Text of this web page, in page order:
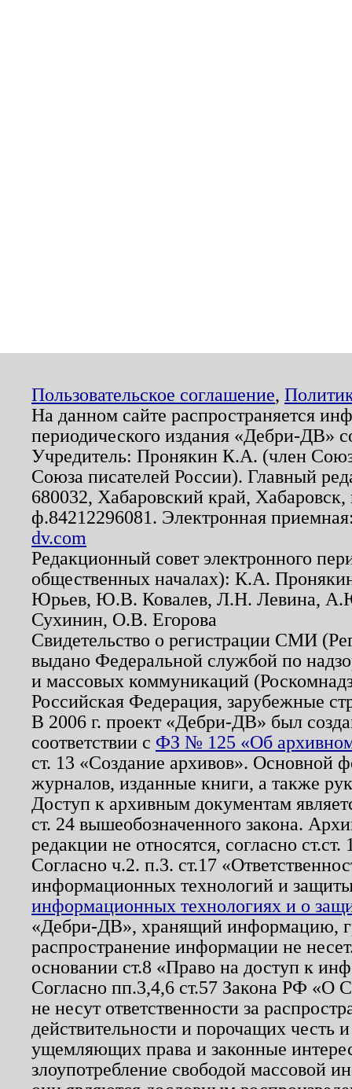
Пользовательское соглашение,
На данном сайте распространяется
периодического издания «Дебри-ДВ»
Учредитель: Пронякин К.А. (член
Союза писателей России). Главный
680032, Хабаровский край,
ф.84212296081. Электронная
dv.com
Редакционный совет электронного
общественных началах): К.А.
Юрьев, Ю.В. Ковалев, Л.Н. Левина,
Сухинин, О.В. Егорова
Свидетельство о регистрации СМИ
выдано Федеральной службой по
и массовых коммуникаций
Российская Федерация, зарубежные
В 2006 г. проект «Дебри-ДВ» был
соответствии с ФЗ № 125 «Об
ст. 13 «Создание архивов». Основной
журналов, изданные книги, а также
Доступ к архивным документам
ст. 24 вышеобозначенного закона.
редакции не относятся, согласно
Согласно ч.2. п.3. ст.17
информационных технологий и
информационных технологиях и о
«Дебри-ДВ», хранящий информацию,
распространение информации не
основании ст.8 «Право на доступ к
Согласно пп.3,4,6 ст.57 Закона РФ «О
не несут ответственности за
действительности и порочащих честь
ущемляющих права и законные
злоупотребление свободой массовой